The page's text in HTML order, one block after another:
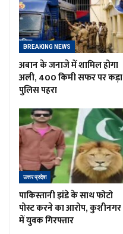
BREAKING NEWS
अबान के जनाजे में शामिल होगा
अली, 400 किमी सफर पर कड़ा
पुलिस पहरा
उत्तर प्रदेश
पाकिस्तानी झंडे के साथ फोटो
पोस्ट करने का आरोप, कुशीनगर
में युवक गिरफ्तार